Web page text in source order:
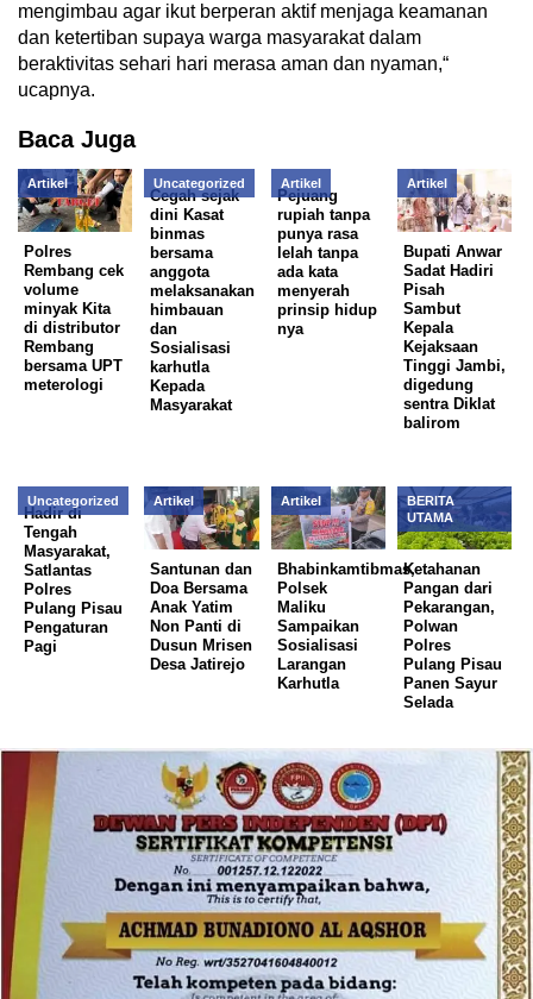
mengimbau agar ikut berperan aktif menjaga keamanan
dan ketertiban supaya warga masyarakat dalam
beraktivitas sehari hari merasa aman dan nyaman,“
ucapnya.
Baca Juga
Artikel
Polres
Rembang cek
volume
minyak Kita
di distributor
Rembang
bersama UPT
meterologi
Uncategorized
Cegah sejak
dini Kasat
binmas
bersama
anggota
melaksanakan
himbauan
dan
Sosialisasi
karhutla
Kepada
Masyarakat
Artikel
Pejuang
rupiah tanpa
punya rasa
lelah tanpa
ada kata
menyerah
prinsip hidup
nya
Artikel
Bupati Anwar
Sadat Hadiri
Pisah
Sambut
Kepala
Kejaksaan
Tinggi Jambi,
digedung
sentra Diklat
balirom
Uncategorized
Hadir di
Tengah
Masyarakat,
Satlantas
Polres
Pulang Pisau
Pengaturan
Pagi
Artikel
Santunan dan
Doa Bersama
Anak Yatim
Non Panti di
Dusun Mrisen
Desa Jatirejo
Artikel
Bhabinkamtibmas,
Polsek
Maliku
Sampaikan
Sosialisasi
Larangan
Karhutla
BERITA
UTAMA
Ketahanan
Pangan dari
Pekarangan,
Polwan
Polres
Pulang Pisau
Panen Sayur
Selada